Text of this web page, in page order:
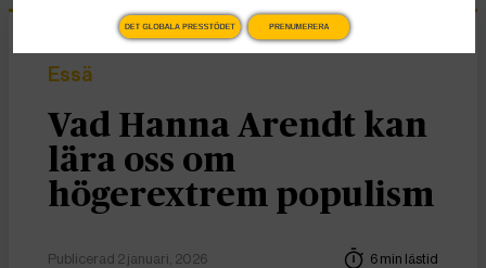
Essä
Vad Hanna Arendt kan
lära oss om
högerextrem populism
Publicerad 2 januari, 2026 6 min lästid
DET GLOBALA PRESSTÖDET PRENUMERERA